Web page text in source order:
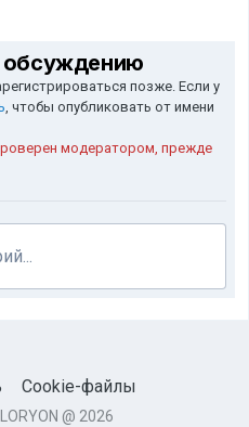
обсуждению
позже. Если у
, чтобы опубликовать от имени
модератором, прежде
Cookie-файлы
@ 2026